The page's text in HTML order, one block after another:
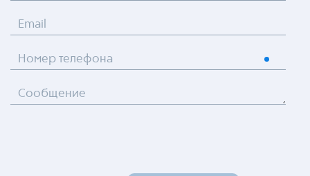
Email
Номер телефона
Сообщение